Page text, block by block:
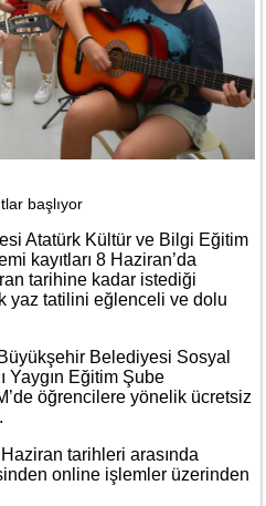
başlıyor
Atatürk Kültür ve Bilgi Eğitim
kayıtları 8 Haziran’da
tarihine kadar istediği
yaz tatilini eğlenceli ve dolu
Belediyesi Sosyal
Yaygın Eğitim Şube
öğrencilere yönelik ücretsiz
tarihleri arasında
online işlemler üzerinden